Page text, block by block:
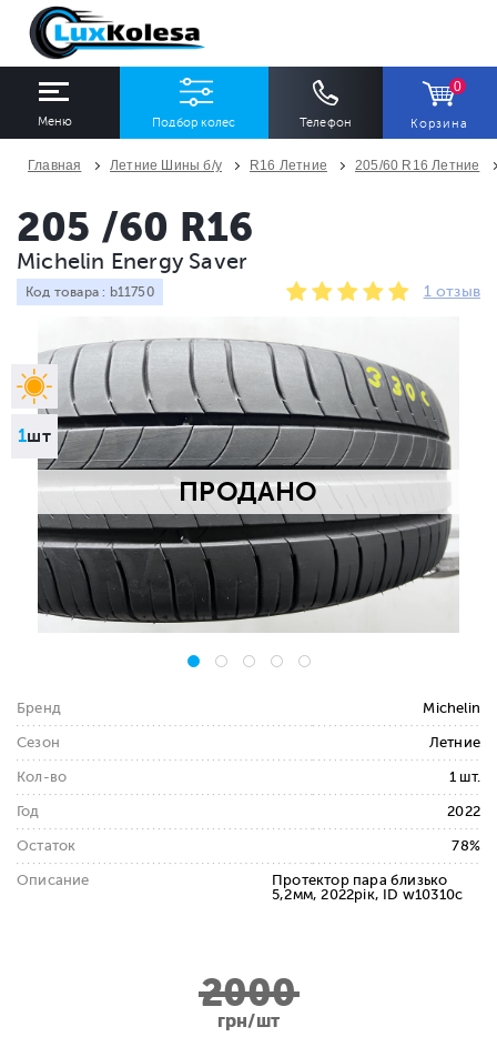
Меню Подбор колес Телефон
0
Корзина
Ширина
Все
Профиль
Все
Сезон
Все
Количество
Все
ПОДОБРАТЬ
Главная Летние Шины б/у R16 Летние 205/60 R16 Летние
ПРОДАНО
1шт
205 /60 R16
Michelin Energy Saver
Код товара : b11750 1 отзыв
Бренд Michelin
Сезон Летние
Кол-во 1 шт.
Год 2022
Остаток 78%
Описание
Протектор пара близько
5,2мм, 2022рік, ID w10310c
2000
грн/шт